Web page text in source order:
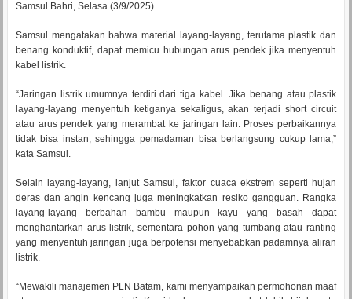
Samsul Bahri, Selasa (3/9/2025).
Samsul mengatakan bahwa material layang-layang, terutama plastik dan
benang konduktif, dapat memicu hubungan arus pendek jika menyentuh
kabel listrik.
“Jaringan listrik umumnya terdiri dari tiga kabel. Jika benang atau plastik
layang-layang menyentuh ketiganya sekaligus, akan terjadi short circuit
atau arus pendek yang merambat ke jaringan lain. Proses perbaikannya
tidak bisa instan, sehingga pemadaman bisa berlangsung cukup lama,”
kata Samsul.
Selain layang-layang, lanjut Samsul, faktor cuaca ekstrem seperti hujan
deras dan angin kencang juga meningkatkan resiko gangguan. Rangka
layang-layang berbahan bambu maupun kayu yang basah dapat
menghantarkan arus listrik, sementara pohon yang tumbang atau ranting
yang menyentuh jaringan juga berpotensi menyebabkan padamnya aliran
listrik.
“Mewakili manajemen PLN Batam, kami menyampaikan permohonan maaf